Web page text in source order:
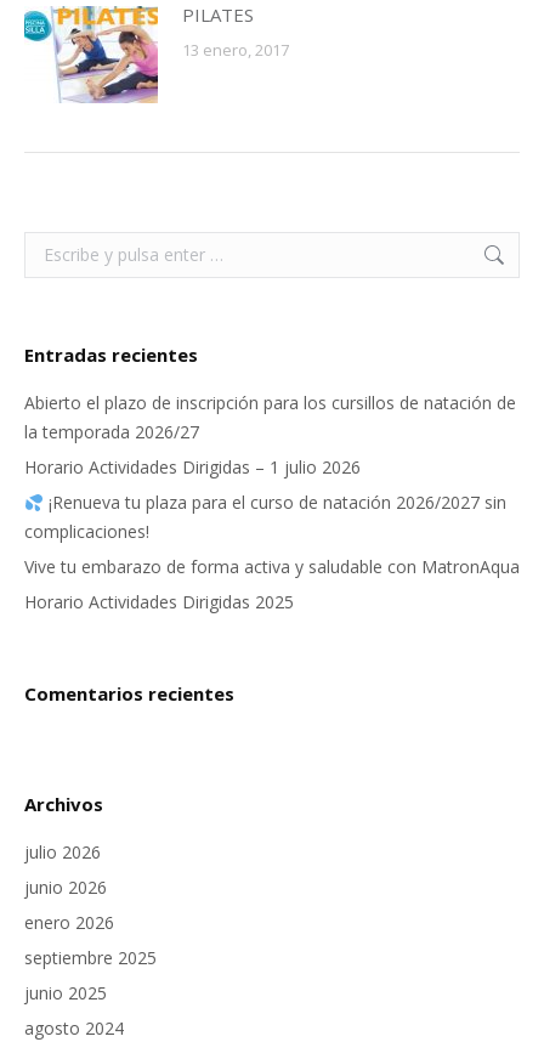
PILATES
13 enero, 2017
Buscar:
Entradas recientes
Abierto el plazo de inscripción para los cursillos de natación de
la temporada 2026/27
Horario Actividades Dirigidas – 1 julio 2026
¡Renueva tu plaza para el curso de natación 2026/2027 sin
complicaciones!
Vive tu embarazo de forma activa y saludable con MatronAqua
Horario Actividades Dirigidas 2025
Comentarios recientes
Archivos
julio 2026
junio 2026
enero 2026
septiembre 2025
junio 2025
agosto 2024